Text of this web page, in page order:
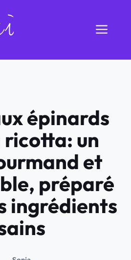
épinards
ricotta: un
et
préparé
ingrédients